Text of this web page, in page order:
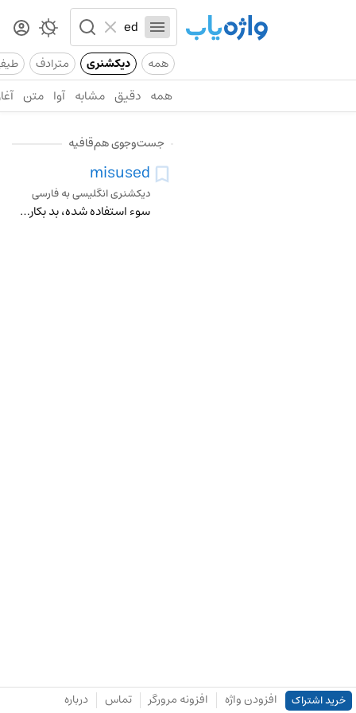
همه دیکشنری مترادف
همه دقیق مشابه آوا متن
جست‌وجوی هم‌قافیه
misused
دیکشنری انگلیسی به فارسی
سوء استفاده شده، بد بکار بردن
خرید اشتراک افزودن واژه افزونه مرورگر تماس درباره